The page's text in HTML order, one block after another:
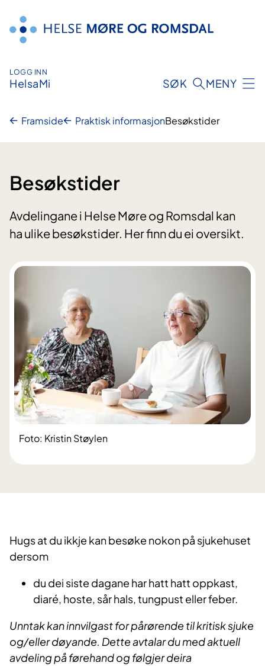
innhald
LOGG INN
HelsaMi SØK MENY
Framside Praktisk informasjonBesøkstider
Besøkstider
Avdelingane i Helse Møre og Romsdal kan
ha ulike besøkstider. Her finn du ei oversikt.
Foto: Kristin Støylen
Hugs at du ikkj​e kan besøke nokon på sjukehuset
ders​om
du dei siste dagane har hatt hatt oppkast,
diaré, hoste, sår hals, tungpust eller feber.
Unntak kan innvilgast for pårørende til kritisk sjuke
og/eller døyande. Dette avtalar du med aktuell
avdeling på førehand og følgjer deira